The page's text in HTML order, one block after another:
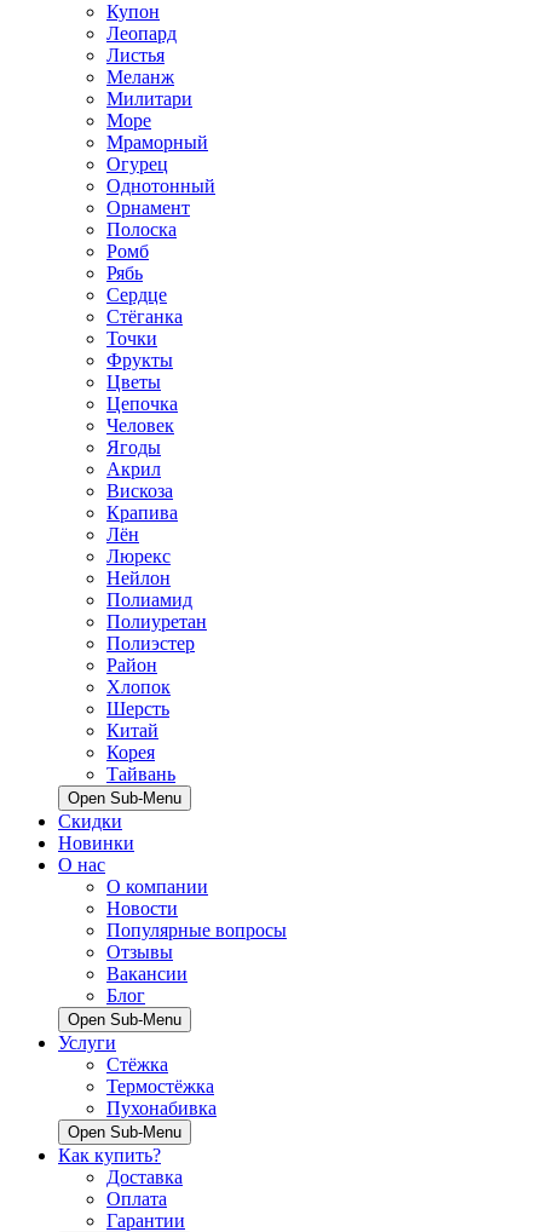
Купон
Леопард
Листья
Меланж
Милитари
Море
Мраморный
Огурец
Однотонный
Орнамент
Полоска
Ромб
Рябь
Сердце
Стёганка
Точки
Фрукты
Цветы
Цепочка
Человек
Ягоды
Акрил
Вискоза
Крапива
Лён
Люрекс
Нейлон
Полиамид
Полиуретан
Полиэстер
Район
Хлопок
Шерсть
Китай
Корея
Тайвань
Open Sub-Menu
Скидки
Новинки
О нас
О компании
Новости
Популярные вопросы
Отзывы
Вакансии
Блог
Open Sub-Menu
Услуги
Стёжка
Термостёжка
Пухонабивка
Open Sub-Menu
Как купить?
Доставка
Оплата
Гарантии